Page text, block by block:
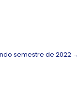
semestre de 2022